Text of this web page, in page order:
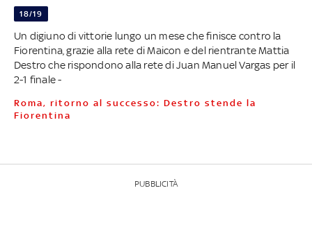
18/19
Un digiuno di vittorie lungo un mese che finisce contro la
Fiorentina, grazie alla rete di Maicon e del rientrante Mattia
Destro che rispondono alla rete di Juan Manuel Vargas per il
2-1 finale -
Roma, ritorno al successo: Destro stende la
Fiorentina
PUBBLICITÀ